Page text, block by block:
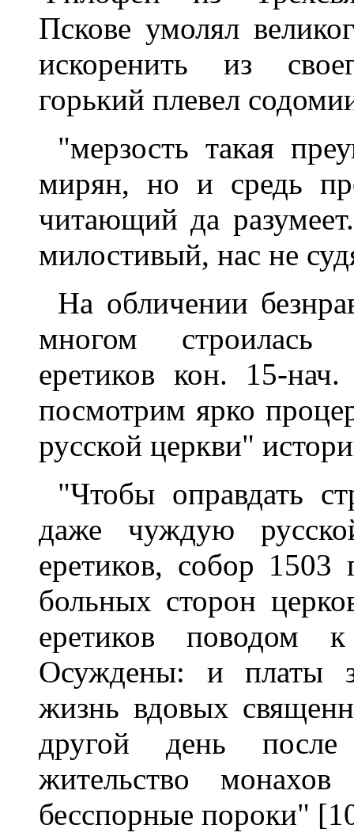
Пскове умолял
искоренить из
горький плевел
"мерзость такая
мирян, но и средь
читающий да
милостивый, нас не
На обличении
многом строилась
еретиков кон. 15-
посмотрим ярко
русской церкви"
"Чтобы оправдать
даже чуждую
еретиков, собор 1503
больных сторон
еретиков поводом
Осуждены: и платы
жизнь вдовых
другой день
жительство
бесспорные пороки"